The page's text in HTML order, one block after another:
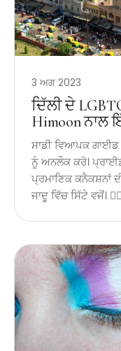
3 ਅਗ 2023
ਦਿੱਲੀ ਦੇ
Himoon
ਸਾਡੀ ਵਿਆਪਕ ਗਾਈਡ
ਨੂੰ ਅਨਲੌਕ ਕਰੋ।
ਪ੍ਰਮਾਣਿਕ ​​ਕਨੈਕਸ਼ਨਾਂ
ਜਾਦੂ ਵਿੱਚ ਸਿੱਟੇ ਵਜੋਂ।